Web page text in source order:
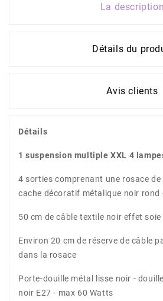
La description
Détails du
Avis clients
Détails
1 suspension multiple XXL 4
4 sorties comprenant une rosace de
cache décoratif métalique noir rond
50 cm de câble textile noir effet
Environ 20 cm de réserve de câble
dans la rosace
Porte-douille métal lisse noir -
noir E27 - max 60 Watts